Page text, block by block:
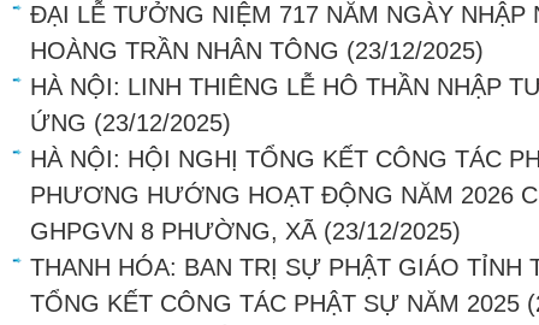
ĐẠI LỄ TƯỞNG NIỆM 717 NĂM NGÀY NHẬP
HOÀNG TRẦN NHÂN TÔNG (23/12/2025)
HÀ NỘI: LINH THIÊNG LỄ HÔ THẦN NHẬP
ỨNG (23/12/2025)
HÀ NỘI: HỘI NGHỊ TỔNG KẾT CÔNG TÁC
PHƯƠNG HƯỚNG HOẠT ĐỘNG NĂM 2026
GHPGVN 8 PHƯỜNG, XÃ (23/12/2025)
THANH HÓA: BAN TRỊ SỰ PHẬT GIÁO TỈNH
TỔNG KẾT CÔNG TÁC PHẬT SỰ NĂM 2025